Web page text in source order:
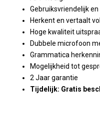
Gebruiksvriendelijk
Herkent en vertaalt
Hoge kwaliteit
Dubbele microfoon
Grammatica
Mogelijkheid tot
2 Jaar garantie
Tijdelijk: Gratis